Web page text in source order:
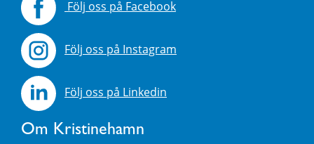
Följ oss på Facebook
Följ oss på Instagram
Följ oss på Linkedin
Om Kristinehamn